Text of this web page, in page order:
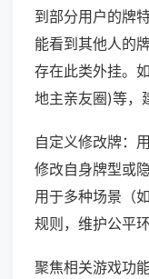
到部分用户的牌
能看到其他人的
存在此类外挂。
地主亲友圈)等，
自定义修改牌：
修改自身牌型或
用于多种场景（
规则，维护公平环
聚焦相关游戏功